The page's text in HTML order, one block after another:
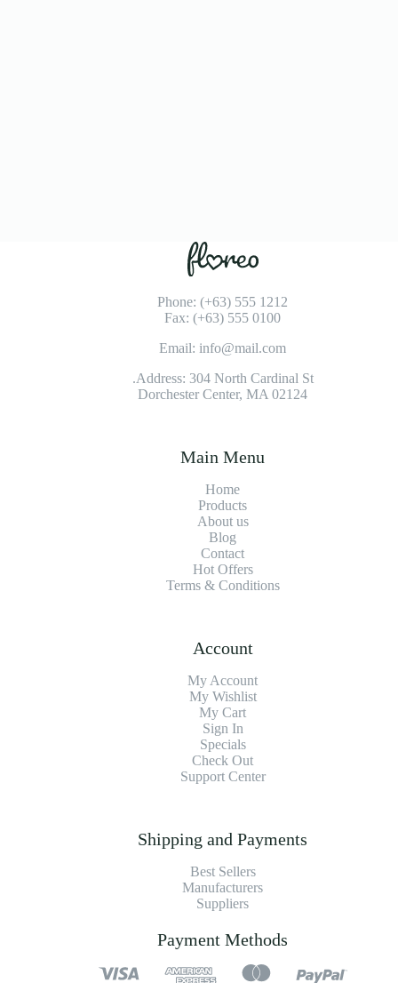
Phone: (+63) 555 1212
Fax: (+63) 555 0100
Email: info@mail.com
Address: 304 North Cardinal St.
Dorchester Center, MA 02124
Main Menu
Home
Products
About us
Blog
Contact
Hot Offers
Terms & Conditions
Account
My Account
My Wishlist
My Cart
Sign In
Specials
Check Out
Support Center
Shipping and Payments
Best Sellers
Manufacturers
Suppliers
Payment Methods